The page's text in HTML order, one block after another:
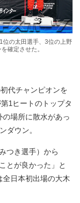
位の太田選手、3位の上野
確定させた。
代チャンピオンを
1ヒートのトップタ
場所に散水があっ
ダウン。
つき選手）から
とが良かった」と
全日本初出場の大木